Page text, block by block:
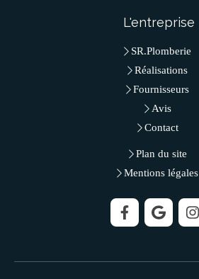
L'entreprise
SR.Plomberie
Réalisations
Fournisseurs
Avis
Contact
Plan du site
Mentions légales